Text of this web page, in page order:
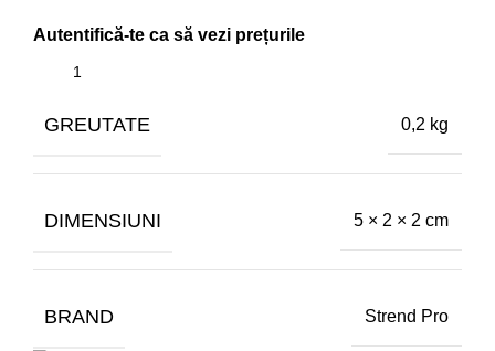
GREUTATE 0,2 kg
DIMENSIUNI 5 × 2 × 2 cm
BRAND Strend Pro